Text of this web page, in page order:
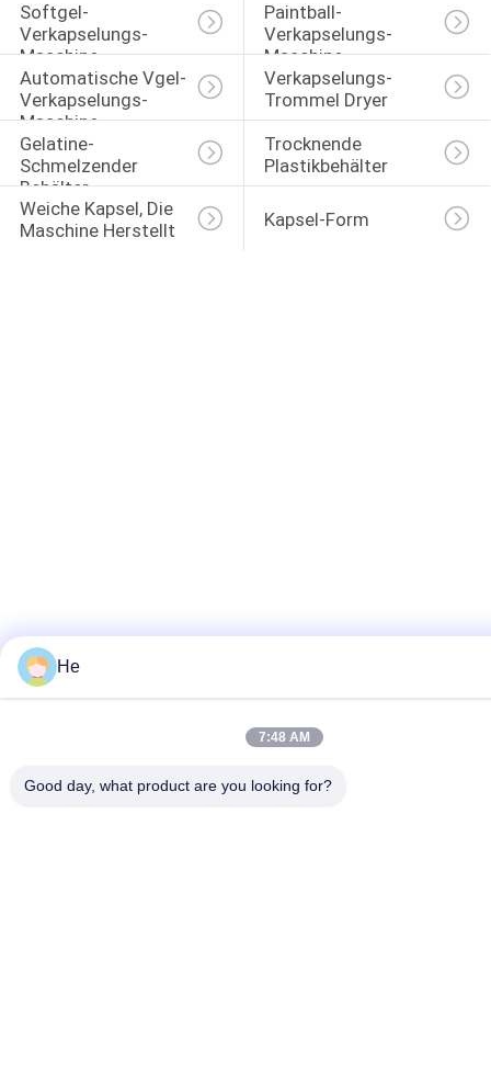
Softgel-
Verkapselungs-
Maschine
Paintball-
Verkapselungs-
Maschine
Automatische Vgel-
Verkapselungs-
Maschine
Verkapselungs-
Trommel Dryer
Gelatine-
Schmelzender
Behälter
Trocknende
Plastikbehälter
Weiche Kapsel, Die
Maschine Herstellt
Kapsel-Form
He
7:48 AM
Good day, what product are you looking for?